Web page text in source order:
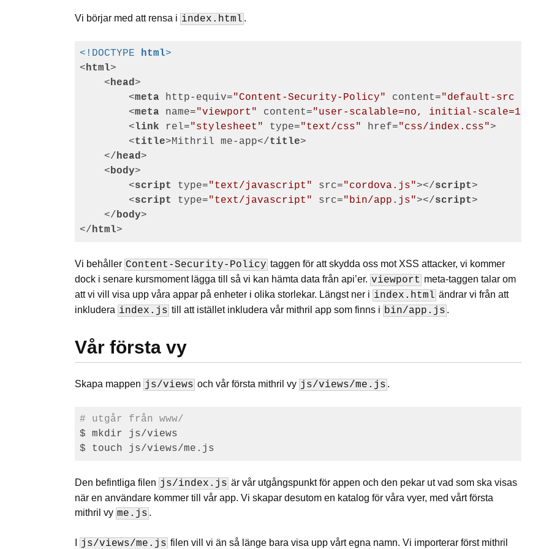
Vi börjar med att rensa i index.html .
<!DOCTYPE html>
<html>
<head>
<meta http-equiv="Content-Security-Policy" content="default-src
<meta name="viewport" content="user-scalable=no, initial-scale=1,
<link rel="stylesheet" type="text/css" href="css/index.css">
<title>Mithril me-app</title>
</head>
<body>
<script type="text/javascript" src="cordova.js"></script>
<script type="text/javascript" src="bin/app.js"></script>
</body>
</html>
Vi behåller Content-Security-Policy taggen för att skydda oss mot XSS attacker, vi kommer
dock i senare kursmoment lägga till så vi kan hämta data från api’er. viewport meta-taggen talar om
att vi vill visa upp våra appar på enheter i olika storlekar. Längst ner i index.html ändrar vi från att
inkludera index.js till att istället inkludera vår mithril app som finns i bin/app.js .
Vår första vy
Skapa mappen js/views och vår första mithril vy js/views/me.js .
# utgår från www/
$ mkdir js/views
Den befintliga filen js/index.js är vår utgångspunkt för appen och den pekar ut vad som ska visas
när en användare kommer till vår app. Vi skapar desutom en katalog för våra vyer, med vårt första
mithril vy me.js .
js/views/me.js filen vill vi än så länge bara visa upp vårt egna namn. Vi importerar först mithril